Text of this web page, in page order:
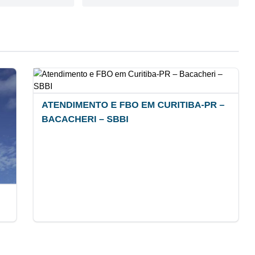
ATENDIMENTO E FBO EM CURITIBA-PR –
BACACHERI – SBBI